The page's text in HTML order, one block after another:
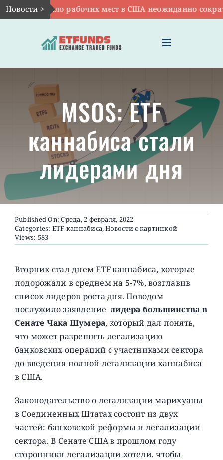
Skip
to
Новости >
VOO: число рабочих мест в США неожиданно
Toggle
Navigation
ГЛАВНАЯ
ЧТО ТАКОЕ ETF
ИНВЕСТИЦИИ В ETF
ТЕМАТИЧЕСКИЕ ETF
АКТУАЛЬНЫЕ
MSOS: ETF
каннабиса стали
лидерами дня
Published On: Среда, 2 февраля, 2022
Categories: ETF каннабиса,Новости с картинкой
Views: 583
Вторник стал днем ETF каннабиса, которые
подорожали в среднем на 5-7%, возглавив
список лидеров роста дня. Поводом
послужило заявлениелидера большинства в
Сенате Чака Шумера, который дал понять,
что может разрешить легализацию
банковских операций с участниками сектора
до введения полной легализации каннабиса
в США.
Законодательство о легализации марихуаны
в Соединенных Штатах состоит из двух
частей: банковской реформы и легализации
сектора. В Сенате США в прошлом году
сторонники легализации хотели, чтобы